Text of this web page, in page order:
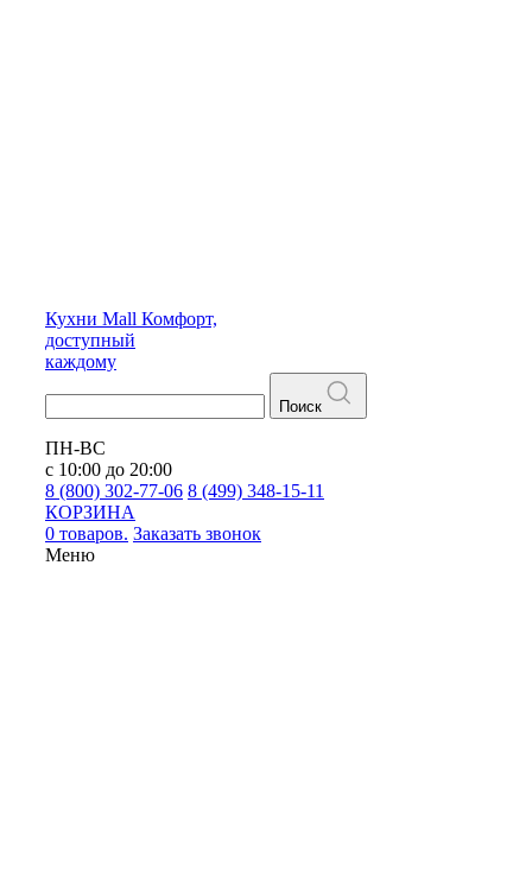
Кухни Mall Комфорт,
доступный
каждому
Поиск
ПН-ВС
с 10:00 до 20:00
8 (800) 302-77-06 8 (499) 348-15-11
КОРЗИНА
0 товаров. Заказать звонок
Меню